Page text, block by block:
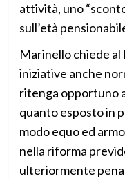
attività, uno
sull’età
Marinello chiede
iniziative anche
ritenga opportuno
quanto esposto in
modo equo ed
nella riforma
ulteriormente